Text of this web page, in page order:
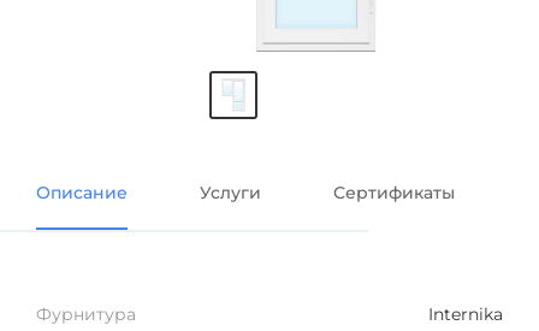
Описание Услуги Сертификаты
Фурнитура Internika